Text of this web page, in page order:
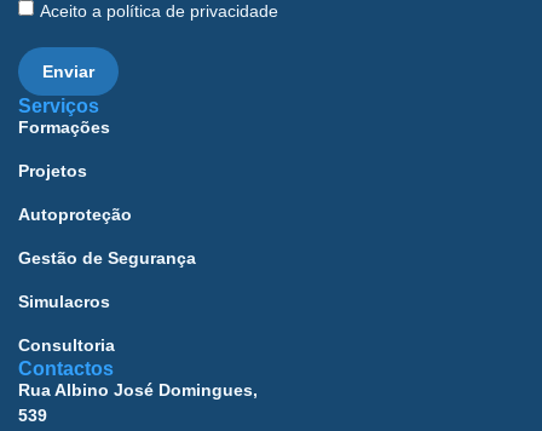
Aceito a política de privacidade
Enviar
Serviços
Formações
Projetos
Autoproteção
Gestão de Segurança
Simulacros
Consultoria
Contactos
Rua Albino José Domingues,
539